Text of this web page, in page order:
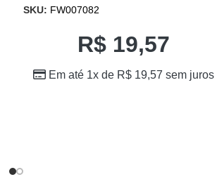
SKU: FW007082
R$ 19,57
Em até 1x de R$ 19,57 sem juros